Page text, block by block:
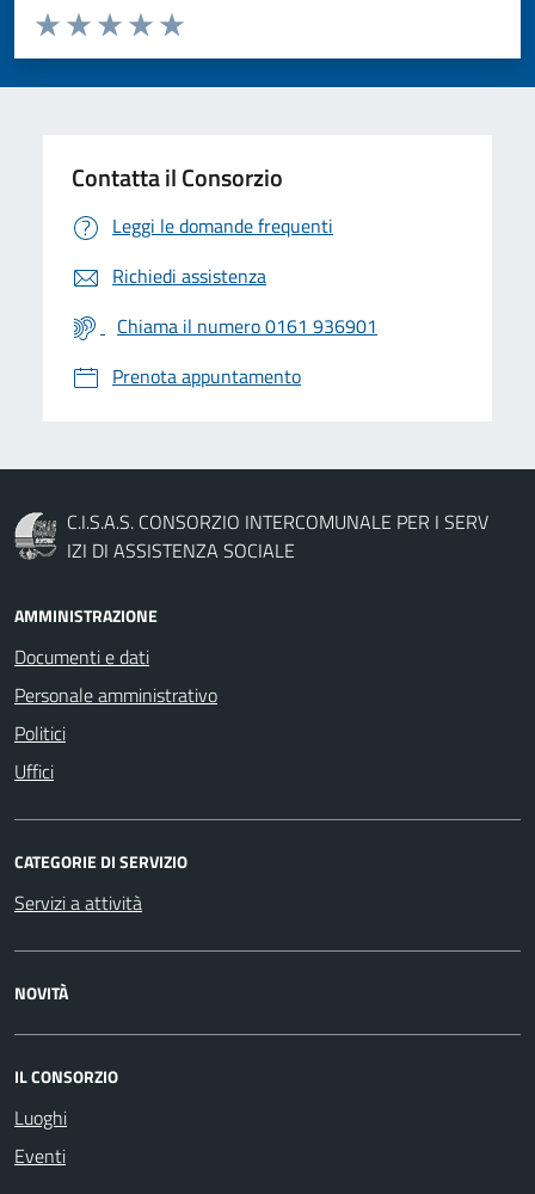
Valuta da 1 a 5 stelle la pagina
Valuta 5 stelle su 5
Valuta 4 stelle su 5
Valuta 3 stelle su 5
Valuta 2 stelle su 5
Valuta 1 stelle su 5
Contatta il Consorzio
Leggi le domande frequenti
Richiedi assistenza
Chiama il numero 0161 936901
Prenota appuntamento
C.I.S.A.S. CONSORZIO INTERCOMUNALE PER I SERV
IZI DI ASSISTENZA SOCIALE
AMMINISTRAZIONE
Documenti e dati
Personale amministrativo
Politici
Uffici
CATEGORIE DI SERVIZIO
Servizi a attività
NOVITÀ
IL CONSORZIO
Luoghi
Eventi